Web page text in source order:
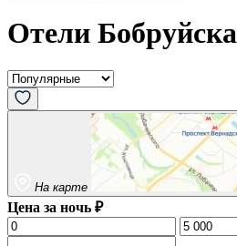
Отели
На карте
Цена за ночь ₽